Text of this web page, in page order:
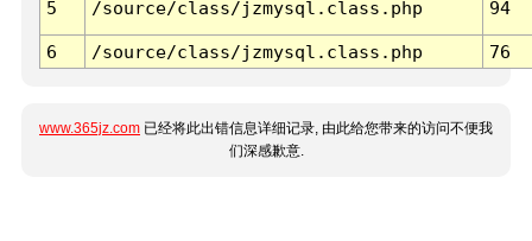
5 /source/class/jzmysql.class.php 94
6 /source/class/jzmysql.class.php 76
www.365jz.com 已经将此出错信息详细记录, 由此给您带来的访问不便我
们深感歉意.